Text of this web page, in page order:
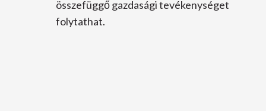
összefüggő gazdasági tevékenységet
folytathat.